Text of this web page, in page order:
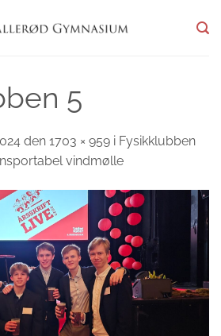
5
den 1703 × 959 i Fysikklubben
vindmølle